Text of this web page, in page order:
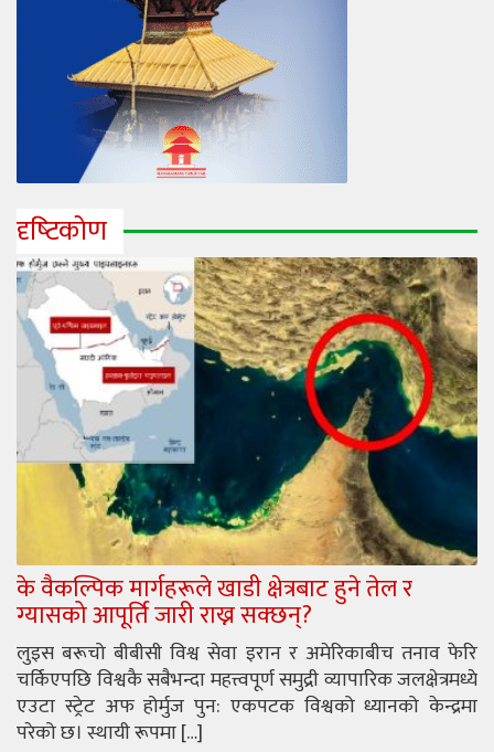
दृष्‍टिकोण
के वैकल्पिक मार्गहरूले खाडी क्षेत्रबाट हुने तेल र
ग्यासको आपूर्ति जारी राख्न सक्छन्?
लुइस बरूचो बीबीसी विश्व सेवा इरान र अमेरिकाबीच तनाव फेरि
चर्किएपछि विश्वकै सबैभन्दा महत्त्वपूर्ण समुद्री व्यापारिक जलक्षेत्रमध्ये
एउटा स्ट्रेट अफ होर्मुज पुन: एकपटक विश्वको ध्यानको केन्द्रमा
परेको छ। स्थायी रूपमा […]